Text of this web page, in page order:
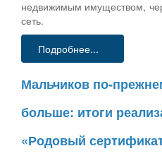
недвижимым имуществом,
сеть.
Подробнее...
Мальчиков по-
больше: итоги
«Родовый